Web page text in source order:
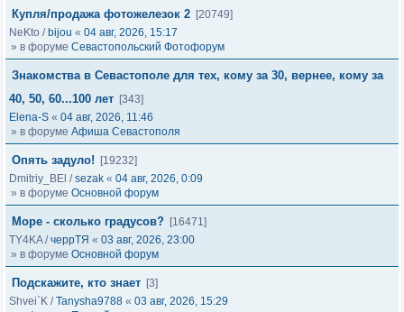
Купля/продажа фотожелезок 2 [20749]
NeKto / bijou « 04 авг, 2026, 15:17
» в форуме Севастопольский Фотофорум
Знакомства в Севастополе для тех, кому за 30, вернее, кому за
40, 50, 60...100 лет [343]
Elena-S « 04 авг, 2026, 11:46
» в форуме Афиша Севастополя
Опять задуло!
[19232]
Dmitriy_BEl /sezak « 04 авг, 2026, 0:09
» в форуме Основной форум
Море - сколько градусов? [16471]
TY4KA/черрТЯ « 03 авг, 2026, 23:00
» в форуме Основной форум
Подскажите, кто знает [3]
Shvei`K /Tanysha9788 « 03 авг, 2026, 15:29